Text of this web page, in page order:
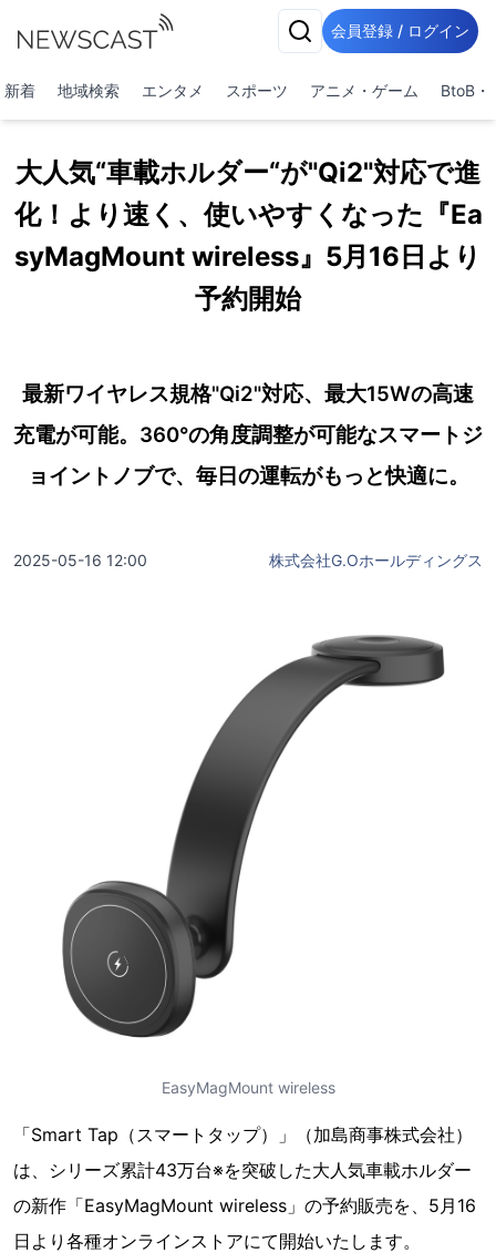
会員登録 / ログイン
新着 地域検索 エンタメ スポーツ アニメ・ゲーム BtoB・
大人気“車載ホルダー“が"Qi2"対応で進
化！より速く、使いやすくなった『Ea
syMagMount wireless』5月16日より
予約開始
最新ワイヤレス規格"Qi2"対応、最大15Wの高速
充電が可能。360°の角度調整が可能なスマートジ
ョイントノブで、毎日の運転がもっと快適に。
2025-05-16 12:00 株式会社G.Oホールディングス
EasyMagMount wireless
「Smart Tap（スマートタップ）」（加島商事株式会社）
は、シリーズ累計43万台※を突破した大人気車載ホルダー
の新作「EasyMagMount wireless」の予約販売を、5月16
日より各種オンラインストアにて開始いたします。